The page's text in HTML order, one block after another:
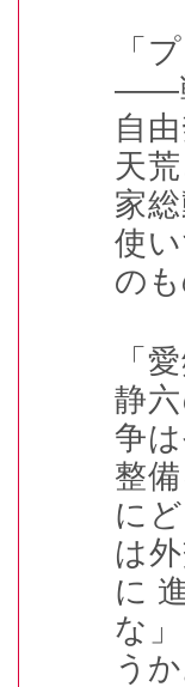
「
――
自
天
家
使
の
「
静
争
整
に
は
に
な」
うか